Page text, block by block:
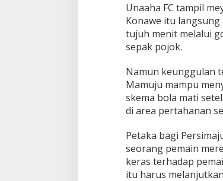
n
a
a
h
a
C
B
e
r
b
g
A
n
Unaaha FC tampil
Konawe itu
tujuh menit melalui
sepak pojok.
Namun keunggulan
Mamuju mampu
skema bola mati
di area pertahanan
Petaka bagi
seorang pemain
keras terhadap
itu harus